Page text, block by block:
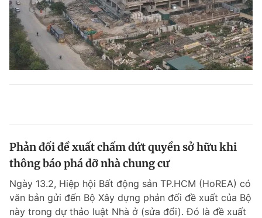
Phản đối đề xuất chấm dứt quyền sở hữu khi
thông báo phá dỡ nhà chung cư
Ngày 13.2, Hiệp hội Bất động sản TP.HCM (HoREA) có
văn bản gửi đến Bộ Xây dựng phản đối đề xuất của Bộ
này trong dự thảo luật Nhà ở (sửa đổi). Đó là đề xuất